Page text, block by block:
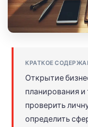
КРАТКОЕ
Открытие
планирования
проверить
определить